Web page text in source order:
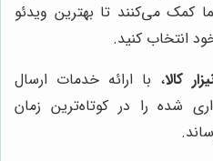
می‌کنند تا بهترین ویدئو
انتخاب کنید.
کالا، با ارائه خدمات ارسال
شده را در کوتاه‌ترین زمان